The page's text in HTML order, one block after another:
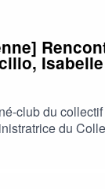
club du
du
des cinéastes